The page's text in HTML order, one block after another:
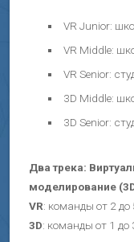
VR Junior:
VR Middle:
VR Senior:
3D Middle:
3D Senior:
Два трека:
моделирование
VR: команды от 2 до
3D: команды от 1 до